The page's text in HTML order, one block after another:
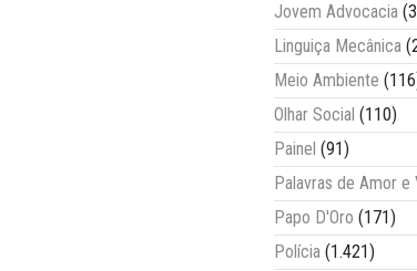
Jovem Advocacia
Linguiça Mecânica
Meio Ambiente
Olhar Social (110)
Painel (91)
Palavras de Amor e
Papo D'Oro (171)
Polícia (1.421)